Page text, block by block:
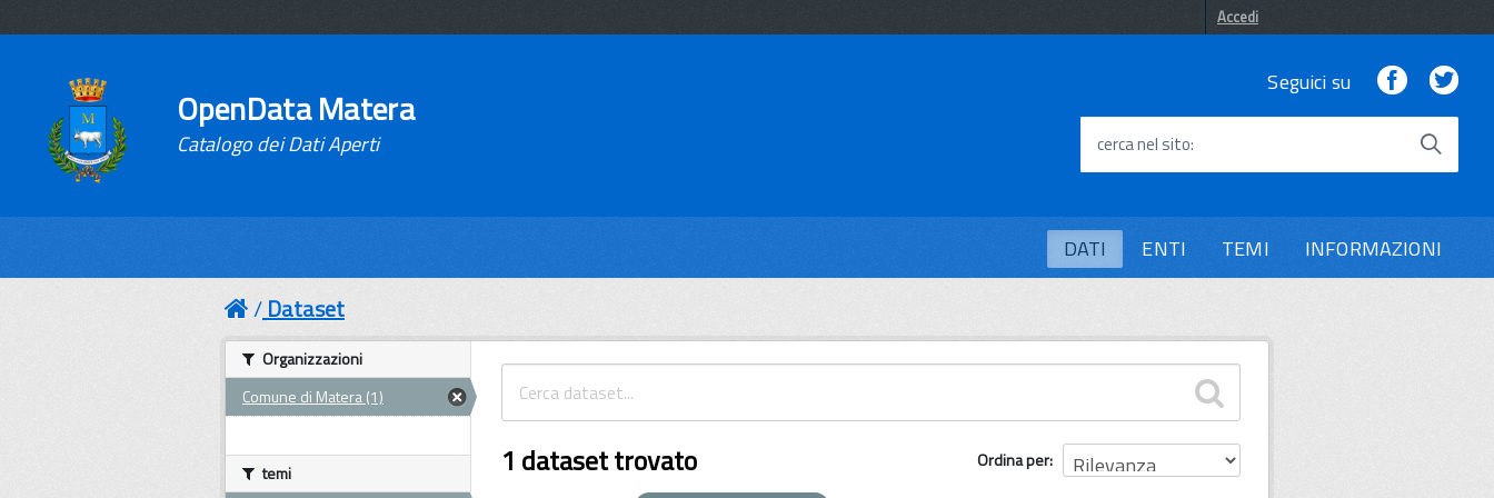
Accedi
OpenData Matera
Catalogo dei Dati Aperti
Seguici su Facebook
cerca nel sito
DATI ENTI TEMI INFORMAZIONI
Dataset
Ordina per
1 dataset trovato
Organizzazioni
Comune di Matera (1)
temi